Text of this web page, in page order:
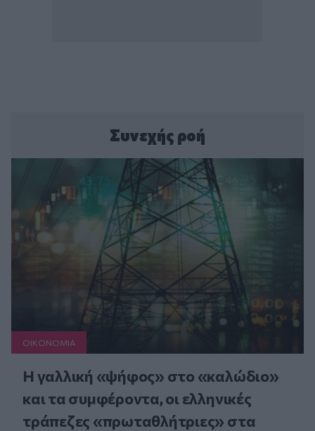
Συνεχής ροή
ΟΙΚΟΝΟΜΙΑ
Η γαλλική «ψήφος» στο «καλώδιο»
και τα συμφέροντα, οι ελληνικές
τράπεζες «πρωταθλήτριες» στα